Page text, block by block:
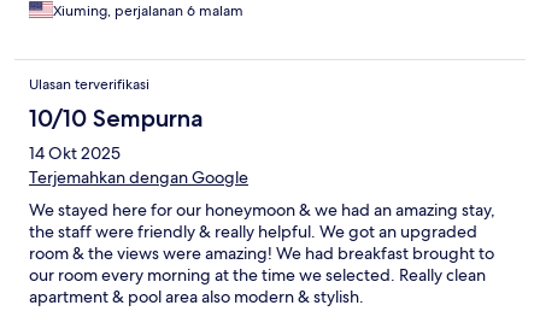
Xiuming, perjalanan 6 malam
Ulasan terverifikasi
10/10 Sempurna
14 Okt 2025
Terjemahkan dengan Google
We stayed here for our honeymoon & we had an amazing stay,
the staff were friendly & really helpful. We got an upgraded
room & the views were amazing! We had breakfast brought to
our room every morning at the time we selected. Really clean
apartment & pool area also modern & stylish.